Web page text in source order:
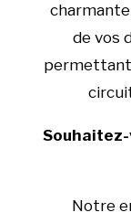
de vos
permettant
Notre